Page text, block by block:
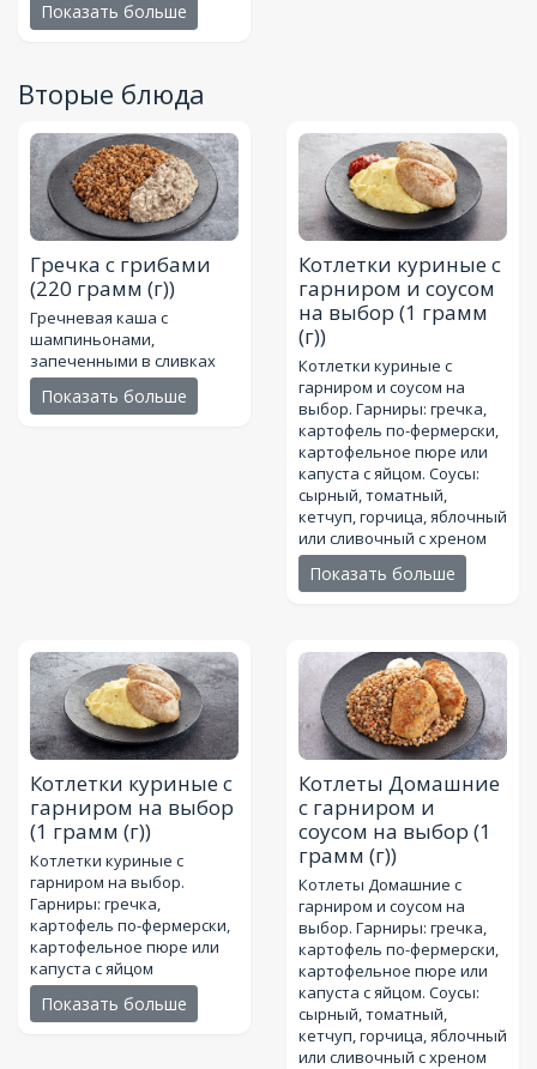
Показать больше
Вторые блюда
Гречка с грибами
(220 грамм (г))
Гречневая каша с
шампиньонами,
запеченными в сливках
Показать больше
Котлетки куриные с
гарниром и соусом
на выбор (1 грамм
(г))
Котлетки куриные с
гарниром и соусом на
выбор. Гарниры: гречка,
картофель по-фермерски,
картофельное пюре или
капуста с яйцом. Соусы:
сырный, томатный,
кетчуп, горчица, яблочный
или сливочный с хреном
Показать больше
Котлетки куриные с
гарниром на выбор
(1 грамм (г))
Котлетки куриные с
гарниром на выбор.
Гарниры: гречка,
картофель по-фермерски,
картофельное пюре или
капуста с яйцом
Показать больше
Котлеты Домашние
с гарниром и
соусом на выбор (1
грамм (г))
Котлеты Домашние с
гарниром и соусом на
выбор. Гарниры: гречка,
картофель по-фермерски,
картофельное пюре или
капуста с яйцом. Соусы:
сырный, томатный,
кетчуп, горчица, яблочный
или сливочный с хреном